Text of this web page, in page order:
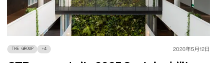
THE GROUP +4 2026年5月12日